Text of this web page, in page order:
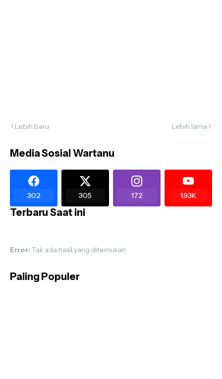
Lebih baru Lebih lama
Media Sosial Wartanu
302 305 172 1.93K
Terbaru Saat ini
Error: Tak ada hasil yang ditemukan
Paling Populer